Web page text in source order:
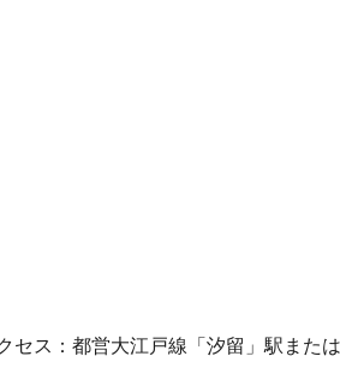
セス：都営大江戸線「汐留」駅また